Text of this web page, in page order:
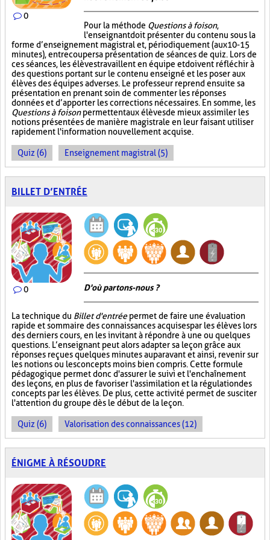
0
Pour la méthode Questions à foison,
l'enseignant doit présenter du contenu sous la
forme d’enseignement magistral et, périodiquement (aux 10-15
minutes), entrecouper sa présentation de séances de quiz. Lors de
ces séances, les élèves travaillent en équipe et doivent réfléchir à
des questions portant sur le contenu enseigné et les poser aux
élèves des équipes adverses. Le professeur reprend ensuite sa
présentation en prenant soin de commenter les réponses
données et d’apporter les corrections nécessaires. En somme, les
Questions à foisonpermettent aux élèves de mieux assimiler les
notions présentées de manière magistrale en leur faisant utiliser
rapidement l'information nouvellement acquise.
Quiz (6) Enseignement magistral (5)
BILLET D’ENTRÉE
0 D'où partons-nous ?
La technique du Billet d'entréepermet de faire une évaluation
rapide et sommaire des connaissances acquises par les élèves lors
des derniers cours, en les invitant à répondre à une ou quelques
questions. L’enseignant peut alors adapter sa leçon grâce aux
réponses reçues quelques minutes auparavant et ainsi, revenir sur
les notions ou les concepts moins bien compris. Cette formule
pédagogique permet donc d'assurer le suivi et l'enchaînement
des leçons, en plus de favoriser l'assimilation et la régulation des
concepts par les élèves. De plus, cette activité permet de susciter
l'attention du groupe dès le début de la leçon.
Quiz (6) Valorisation des connaissances (12)
ÉNIGME À RÉSOUDRE